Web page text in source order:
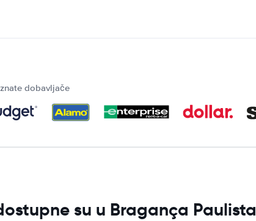
dobavljače
su u Bragança Paulista